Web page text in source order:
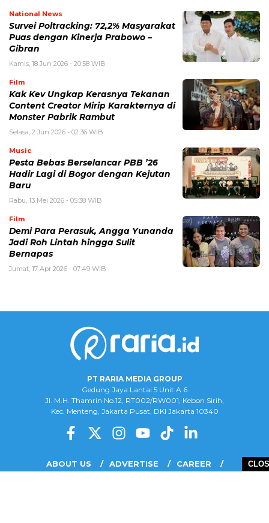
National News
Survei Poltracking: 72,2% Masyarakat
Puas dengan Kinerja Prabowo –
Gibran
Kamis, 18 Jun 2026 - 20:58 WIB
Film
Kak Kev Ungkap Kerasnya Tekanan
Content Creator Mirip Karakternya di
Monster Pabrik Rambut
Selasa, 2 Jun 2026 - 02:36 WIB
Music
Pesta Bebas Berselancar PBB ’26
Hadir Lagi di Bogor dengan Kejutan
Baru
Rabu, 13 Mei 2026 - 05:38 WIB
Film
Demi Para Perasuk, Angga Yunanda
Jadi Roh Lintah hingga Sulit
Bernapas
Jumat, 17 Apr 2026 - 07:49 WIB
PT RARIA MEDIA GROUP
Gedung Jaya Lantai 5 Unit A.6
Jl. M.H. Thamrin No.12, RT002/RW001, Kebon Sirih,
Kec. Menteng, Jakarta Pusat, DKI Jakarta 10340
ABOUT US ADVERTISE
CAREER